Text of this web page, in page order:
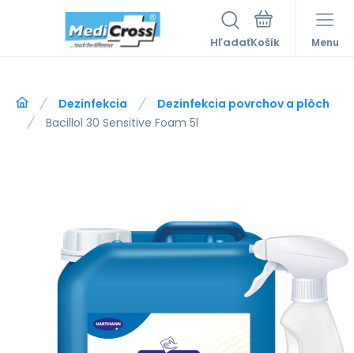
Hľadať Menu
Dezinfekcia
Dezinfekcia povrchov a plôch
Bacillol 30 Sensitive Foam 5l